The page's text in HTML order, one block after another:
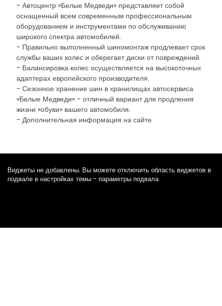
- Автоцентр «Белые Медведи» представляет собой
оснащенный всем современным профессиональным
оборудованием и инструментами по обслуживанию
широкого спектра автомобилей.
- Правильно выполненный шиномонтаж продлевает срок
службы ваших колес и оберегает диски от повреждений.
- Балансировка колес осуществляется на высокоточных
адаптерах европейского производителя.
- Сезонное хранение шин в хранилищах автосервиса
«Белые Медведи» - отличный вариант для продления
жизни «обуви» вашего автомобиля.
- Дополнительная информация на сайте
Виджеты не добавлены. Вы можете отключить область виджетов в
подвале в настройках темы - параметры подвала